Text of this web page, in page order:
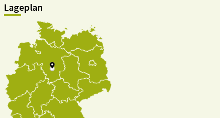
Lageplan